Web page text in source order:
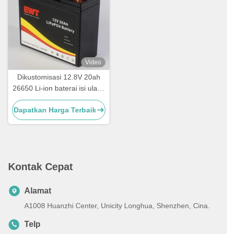
Video
Dikustomisasi 12.8V 20ah
26650 Li-ion baterai isi ulang
Paket
Dapatkan Harga Terbaik
Kontak Cepat
Alamat
A1008 Huanzhi Center, Unicity Longhua, Shenzhen, Cina.
Telp